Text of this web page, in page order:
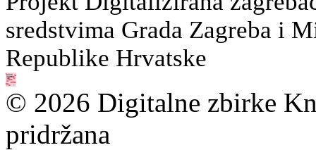
sredstvima Grada Zagreba i
Republike Hrvatske
© 2026 Digitalne zbirke
pridržana